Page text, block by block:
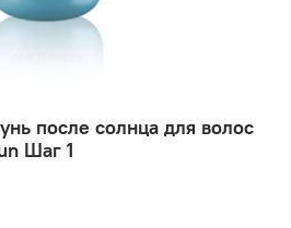
после солнца для волос
Шаг 1